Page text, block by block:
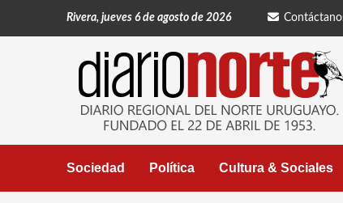
Rivera, jueves 6 de agosto de 2026
Sociedad Política Cultura & Sociales